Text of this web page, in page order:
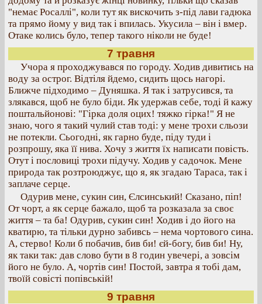
"немає Росаллі", коли тут як вискочить з-під лави гадюка
та прямо йому у вид так і впилась. Укусила – він і вмер.
Отаке колись було, тепер такого ніколи не буде!
7 травня
Учора я проходжувався по городу. Ходив дивитись на
воду за острог. Відтіля йдемо, сидить щось нагорі.
Ближче підходимо – Дуняшка. Я так і затрусився, та
злякався, щоб не було біди. Як удержав себе, тоді й кажу
поштальйонові: "Гірка доля оцих! тяжко гірка!" Я не
знаю, чого я такий чулий став тоді: у мене трохи сльози
не потекли. Сьогодні, як гарно буде, піду туди і
розпрошу, яка її нива. Хочу з життя їх написати повість.
Отут і пословиці трохи підучу. Ходив у садочок. Мене
природа так розтроюджує, що я, як згадаю Тараса, так і
заплаче серце.
Одурив мене, сукин син, Єлсинський! Сказано, піп!
От чорт, а як серце бажало, щоб та розказала за своє
життя – та ба! Одурив, сукин син! Ходив і до його на
кватирю, та тільки дурно забивсь – нема чортового сина.
А, стерво! Коли б побачив, бив би! єй-богу, бив би! Ну,
як таки так: дав слово бути в 8 годин увечері, а зовсім
його не було. А, чортів син! Постой, завтра я тобі дам,
твоїй совісті попівській!
9 травня